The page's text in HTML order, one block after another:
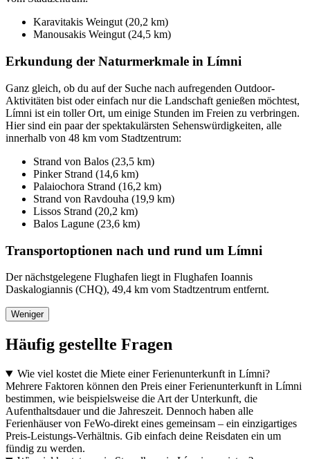
Karavitakis Weingut (20,2 km)
Manousakis Weingut (24,5 km)
Erkundung der Naturmerkmale in Límni
Ganz gleich, ob du auf der Suche nach aufregenden Outdoor-
Aktivitäten bist oder einfach nur die Landschaft genießen möchtest,
Límni ist ein toller Ort, um einige Stunden im Freien zu verbringen.
Hier sind ein paar der spektakulärsten Sehenswürdigkeiten, alle
innerhalb von 48 km vom Stadtzentrum:
Strand von Balos (23,5 km)
Pinker Strand (14,6 km)
Palaiochora Strand (16,2 km)
Strand von Ravdouha (19,9 km)
Lissos Strand (20,2 km)
Balos Lagune (23,6 km)
Transportoptionen nach und rund um Límni
Der nächstgelegene Flughafen liegt in Flughafen Ioannis
Daskalogiannis (CHQ), 49,4 km vom Stadtzentrum entfernt.
Weniger
Häufig gestellte Fragen
Wie viel kostet die Miete einer Ferienunterkunft in Límni?
Mehrere Faktoren können den Preis einer Ferienunterkunft in Límni
bestimmen, wie beispielsweise die Art der Unterkunft, die
Aufenthaltsdauer und die Jahreszeit. Dennoch haben alle
Ferienhäuser von FeWo-direkt eines gemeinsam – ein einzigartiges
Preis-Leistungs-Verhältnis. Gib einfach deine Reisdaten ein um
fündig zu werden.